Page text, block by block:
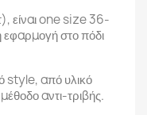
είναι one size 36-
εφαρμογή στο πόδι
style, από υλικό
αντι-τριβής.